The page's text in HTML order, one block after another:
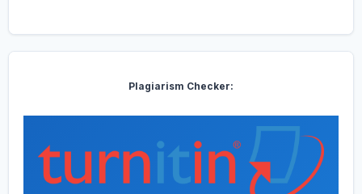
Plagiarism Checker: